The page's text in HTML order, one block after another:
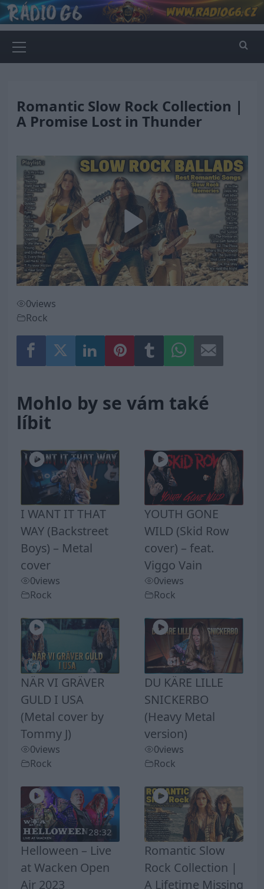
Skip
to
content
Menu
Romantic Slow Rock Collection |
A Promise Lost in Thunder
Play
Video
0views
Rock
Mohlo by se vám také
líbit
I WANT IT THAT
WAY (Backstreet
Boys) – Metal
cover
0views
Rock
YOUTH GONE
WILD (Skid Row
cover) – feat.
Viggo Vain
0views
Rock
NÄR VI GRÄVER
GULD I USA
(Metal cover by
Tommy J)
0views
Rock
DU KÄRE LILLE
SNICKERBO
(Heavy Metal
version)
0views
Rock
28:32
Helloween – Live
at Wacken Open
Air 2023
Romantic Slow
Rock Collection |
A Lifetime Missing